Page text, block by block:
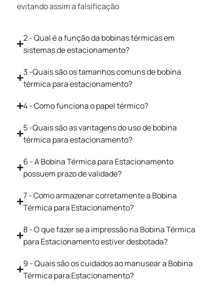
evitando assim a falsificação
2 - Qual é a função da bobinas térmicas em
sistemas de estacionamento?
3 -Quais são os tamanhos comuns de bobina
térmica para estacionamento?
4 - Como funciona o papel térmico?
5 -Quais são as vantagens do uso de bobina
térmica para estacionamento?
6 - A Bobina Térmica para Estacionamento
possuem prazo de validade?
7 - Como armazenar corretamente a Bobina
Térmica para Estacionamento?
8 - O que fazer se a impressão na Bobina Térmica
para Estacionamento estiver desbotada?
9 - Quais são os cuidados ao manusear a Bobina
Térmica para Estacionamento?